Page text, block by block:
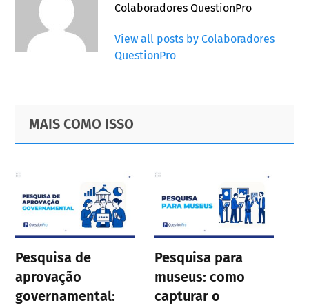
Colaboradores QuestionPro
View all posts by Colaboradores
QuestionPro
Primary
Sidebar
Footer
MAIS COMO ISSO
Pesquisa de
aprovação
governamental:
Pesquisa para
museus: como
capturar o